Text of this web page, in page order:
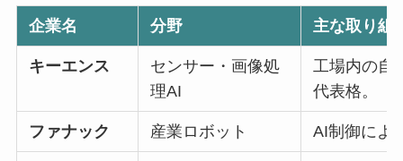
企業名 分野 主な取り組
キーエンス
センサー・画像処
理AI
工場内の自
代表格。
ファナック 産業ロボット AI制御によ